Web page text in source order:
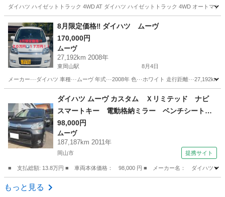
ダイハツ ハイゼットトラック 4WD AT ダイハツ ハイゼットトラック 4WD オートマ
岡山 苫田郡 美作追分駅 ハイゼット トラック
8月限定価格‼️ ダイハツ ムーヴ
170,000円
ムーヴ
27,192km 2008年
東岡山駅 8月4日
メーカー···ダイハツ 車種···ムーヴ 年式···2008年 色···ホワイト 走行距離
東岡山駅 ムーヴ ミッション
ダイハツ ムーヴ カスタム Ｘリミテッド ナビ
スマートキー 電動格納ミラー ベンチシート
ＣＶＴ ミュージックプレイヤー接続可 アルミ
ホイール エアコン パワーウィンドウ （検8.1
1）
98,000円
ムーヴ
187,187km 2011年
岡山市 提携サイト
■ 支払総額: 13.8万円 ■ 車両本体価格： 98,000 円 ■ メーカー名： ダイハツ
岡山 岡山市
もっと見る